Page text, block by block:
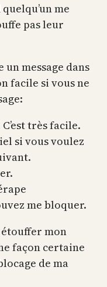
me
pas leur
un message dans
facile si vous ne
très facile.
si vous voulez
me bloquer.
étouffer mon
façon certaine
de ma